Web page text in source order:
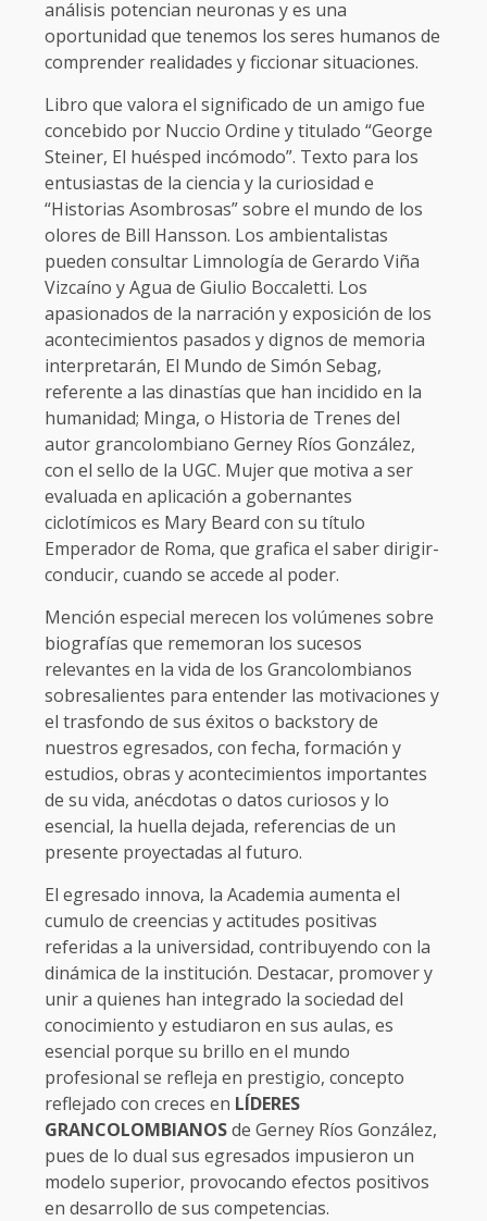
análisis potencian neuronas y es una
oportunidad que tenemos los seres humanos de
comprender realidades y ficcionar situaciones.
Libro que valora el significado de un amigo fue
concebido por Nuccio Ordine y titulado “George
Steiner, El huésped incómodo”. Texto para los
entusiastas de la ciencia y la curiosidad e
“Historias Asombrosas” sobre el mundo de los
olores de Bill Hansson. Los ambientalistas
pueden consultar Limnología de Gerardo Viña
Vizcaíno y Agua de Giulio Boccaletti. Los
apasionados de la narración y exposición de los
acontecimientos pasados y dignos de memoria
interpretarán, El Mundo de Simón Sebag,
referente a las dinastías que han incidido en la
humanidad; Minga, o Historia de Trenes del
autor grancolombiano Gerney Ríos González,
con el sello de la UGC. Mujer que motiva a ser
evaluada en aplicación a gobernantes
ciclotímicos es Mary Beard con su título
Emperador de Roma, que grafica el saber dirigir-
conducir, cuando se accede al poder.
Mención especial merecen los volúmenes sobre
biografías que rememoran los sucesos
relevantes en la vida de los Grancolombianos
sobresalientes para entender las motivaciones y
el trasfondo de sus éxitos o backstory de
nuestros egresados, con fecha, formación y
estudios, obras y acontecimientos importantes
de su vida, anécdotas o datos curiosos y lo
esencial, la huella dejada, referencias de un
presente proyectadas al futuro.
El egresado innova, la Academia aumenta el
cumulo de creencias y actitudes positivas
referidas a la universidad, contribuyendo con la
dinámica de la institución. Destacar, promover y
unir a quienes han integrado la sociedad del
conocimiento y estudiaron en sus aulas, es
esencial porque su brillo en el mundo
profesional se refleja en prestigio, concepto
reflejado con creces en LÍDERES
GRANCOLOMBIANOSde Gerney Ríos González,
pues de lo dual sus egresados impusieron un
modelo superior, provocando efectos positivos
en desarrollo de sus competencias.